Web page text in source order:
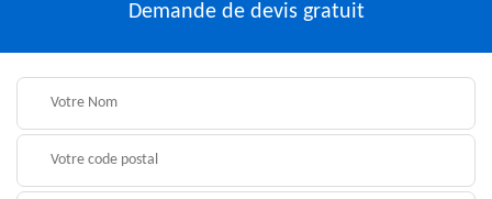
Demande de devis gratuit